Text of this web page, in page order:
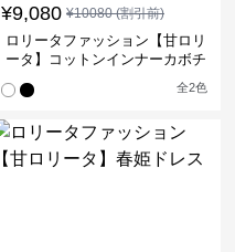
¥9,080 ¥10080(割引前)
ロリータファッション【甘ロリ
ータ】コットンインナーカボチ
全2色